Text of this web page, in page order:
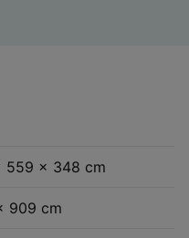
559 x 348 cm
909 cm